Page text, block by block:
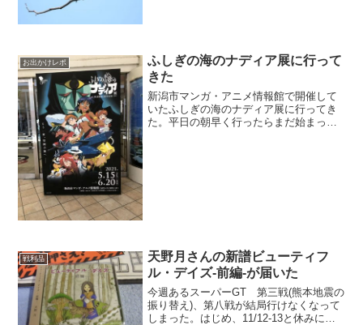
お出かけレポ
ふしぎの海のナディア展に行って
きた
新潟市マンガ・アニメ情報館で開催して
いたふしぎの海のナディア展に行ってき
た。平日の朝早く行ったらまだ始まって
戦利品
天野月さんの新譜ビューティフ
ル・デイズ-前編-が届いた
今週あるスーパーGT 第三戦(熊本地震の
振り替え)、第八戦が結局行けなくなって
しまった。はじめ、11/12-13と休みにな